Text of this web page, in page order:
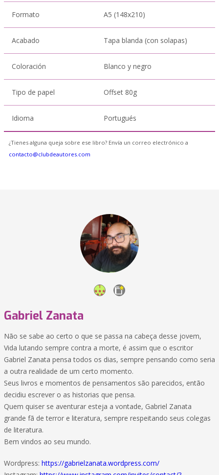
Formato A5 (148x210)
Acabado Tapa blanda (con solapas)
Coloración Blanco y negro
Tipo de papel Offset 80g
Idioma Portugués
¿Tienes alguna queja sobre ese libro? Envía un correo electrónico a
contacto@clubdeautores.com
Gabriel Zanata
Não se sabe ao certo o que se passa na cabeça desse jovem,
Vida lutando sempre contra a morte, é assim que o escritor
Gabriel Zanata pensa todos os dias, sempre pensando como seria
a outra realidade de um certo momento.
Seus livros e momentos de pensamentos são parecidos, então
decidiu escrever o as historias que pensa.
Quem quiser se aventurar esteja a vontade, Gabriel Zanata
grande fã de terror e literatura, sempre respeitando seus colegas
de literatura.
Bem vindos ao seu mundo.
Wordpress: https://gabrielzanata.wordpress.com/